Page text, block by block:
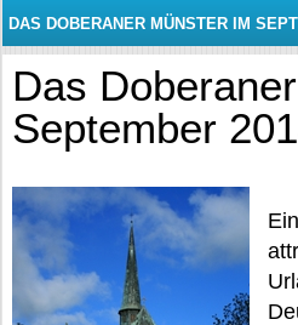
DAS DOBERANER MÜNSTER IM
Das
September